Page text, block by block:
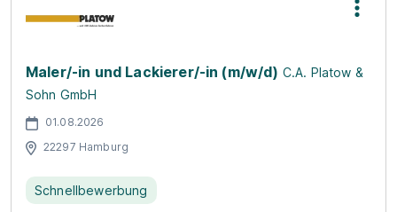
Maler/-in und Lackierer/-in (m/w/d) C.A. Platow &
Sohn GmbH
01.08.2026
22297 Hamburg
Schnellbewerbung